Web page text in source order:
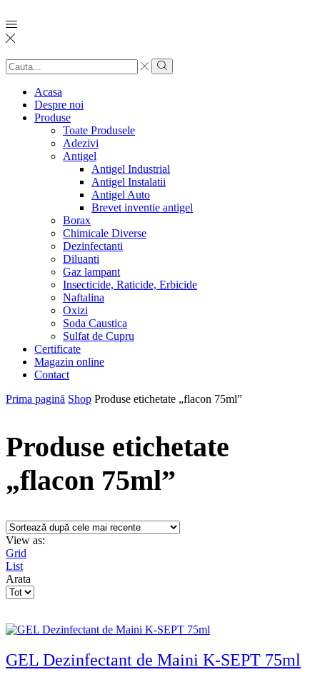
Search
input
Search
Acasa
Despre noi
Produse
Toate Produsele
Adezivi
Antigel
Antigel Industrial
Antigel Instalatii
Antigel Auto
Brevet inventie antigel
Borax
Chimicale Diverse
Dezinfectanti
Diluanti
Gaz lampant
Insecticide, Raticide, Erbicide
Naftalina
Oxizi
Soda Caustica
Sulfat de Cupru
Certificate
Magazin online
Contact
Prima pagină Shop Produse etichetate „flacon 75ml”
Produse etichetate
„flacon 75ml”
View as:
Grid
List
Arata
Products
GEL Dezinfectant de Maini K-SEPT 75ml